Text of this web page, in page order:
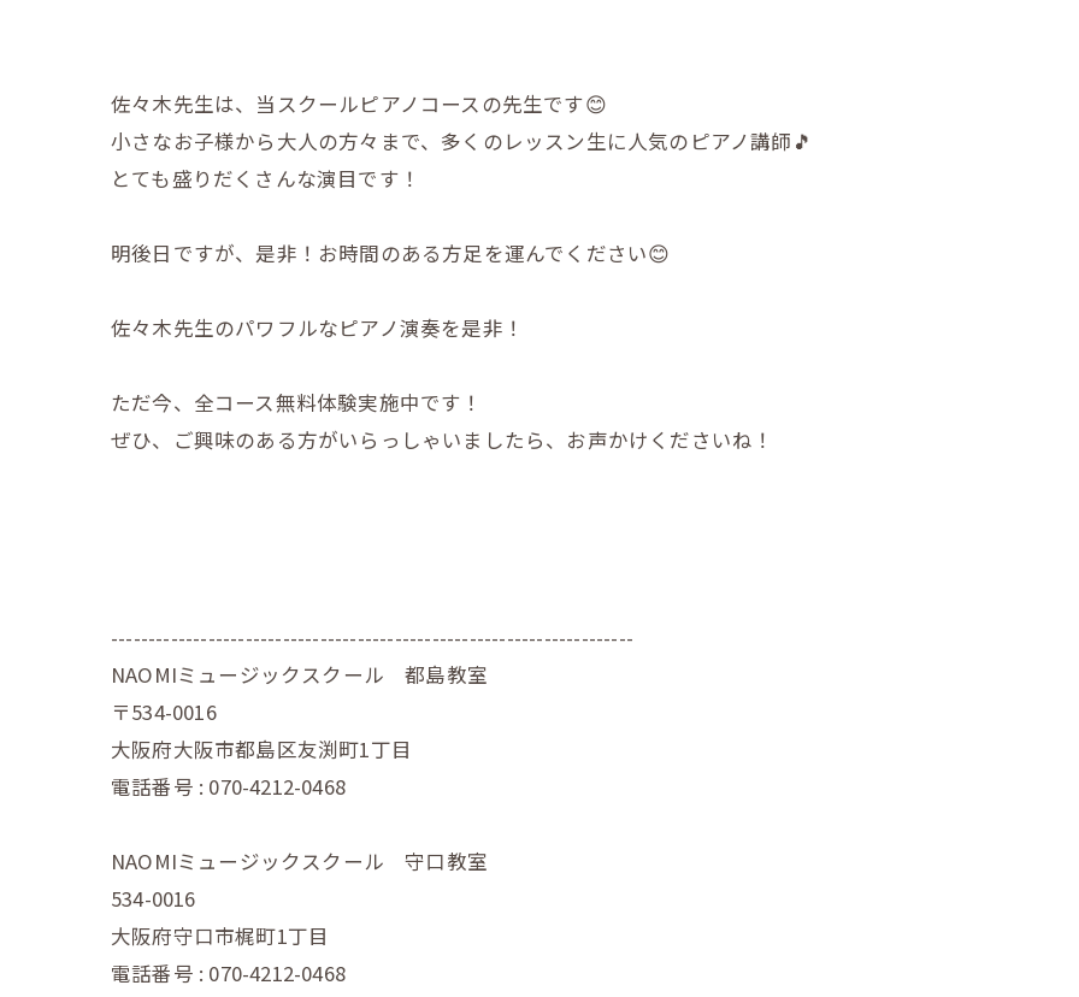
佐々木先生は、当スクールピアノコースの先生です😊
小さなお子様から大人の方々まで、多くのレッスン生に人気のピアノ講師🎵
とても盛りだくさんな演目です！
明後日ですが、是非！お時間のある方足を運んでください😊
佐々木先生のパワフルなピアノ演奏を是非！
ただ今、全コース無料体験実施中です！
ぜひ、ご興味のある方がいらっしゃいましたら、お声かけくださいね！
----------------------------------------------------------------------
NAOMIミュージックスクール 都島教室
〒534-0016
大阪府大阪市都島区友渕町1丁目
電話番号 : 070-4212-0468
NAOMIミュージックスクール 守口教室
534-0016
大阪府守口市梶町1丁目
電話番号 : 070-4212-0468